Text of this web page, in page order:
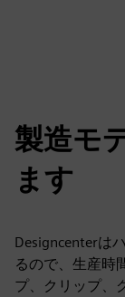
製造モ
ます
Designcenterは
るので、生産時
プ、クリップ、